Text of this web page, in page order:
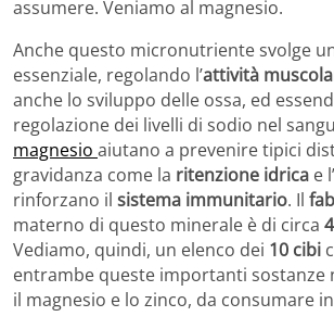
assumere. Veniamo al magnesio.
Anche questo micronutriente svolge
essenziale, regolando l’attività
anche lo sviluppo delle ossa, ed
regolazione dei livelli di sodio nel
magnesio aiutano a prevenire tipici
gravidanza come la ritenzione idrica e
rinforzano il sistema immunitario. Il
materno di questo minerale è di circa
Vediamo, quindi, un elenco dei 10 cibi
entrambe queste importanti sostanze
il magnesio e lo zinco, da consumare